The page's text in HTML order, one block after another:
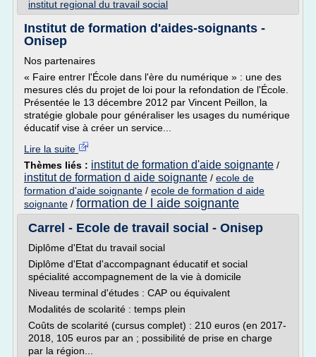
institut regional du travail social
Institut de formation d'aides-soignants -
Onisep
Nos partenaires
« Faire entrer l'École dans l'ère du numérique » : une des
mesures clés du projet de loi pour la refondation de l'École.
Présentée le 13 décembre 2012 par Vincent Peillon, la
stratégie globale pour généraliser les usages du numérique
éducatif vise à créer un service...
Lire la suite
Thèmes liés : institut de formation d'aide soignante /
institut de formation d aide soignante / ecole de
formation d'aide soignante / ecole de formation d aide
soignante / formation de l aide soignante
Carrel - Ecole de travail social - Onisep
Diplôme d'Etat du travail social
Diplôme d'Etat d'accompagnant éducatif et social
spécialité accompagnement de la vie à domicile
Niveau terminal d'études : CAP ou équivalent
Modalités de scolarité : temps plein
Coûts de scolarité (cursus complet) : 210 euros (en 2017-
2018, 105 euros par an ; possibilité de prise en charge
par la région...